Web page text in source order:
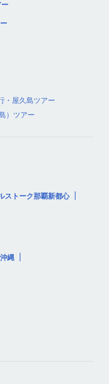
・屋久島ツアー
）ツアー
ストーク那覇新都心
縄